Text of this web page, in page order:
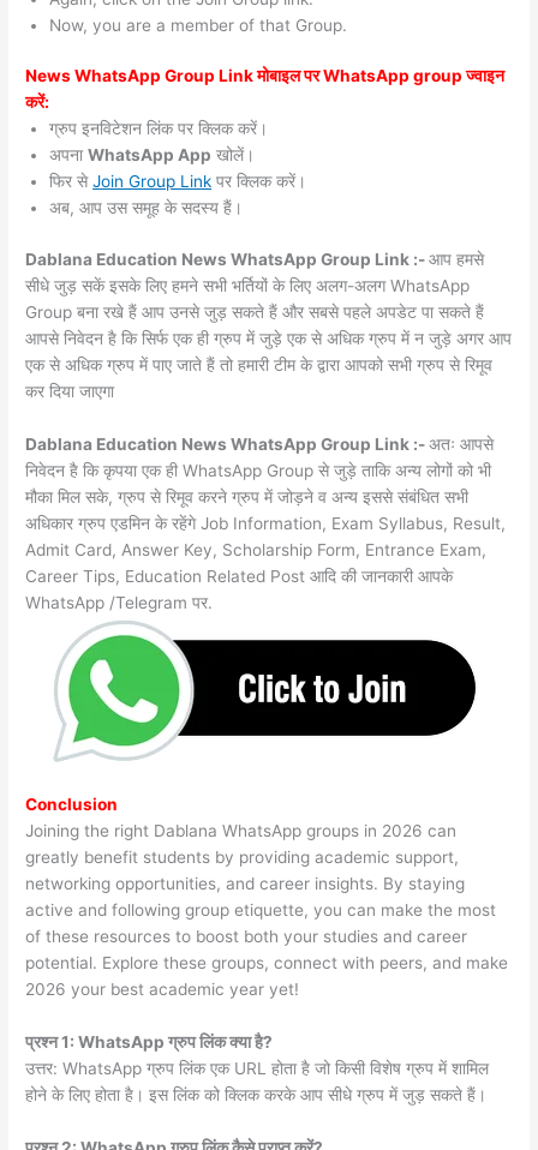
Now, you are a member of that Group.
News WhatsApp Group Link मोबाइल पर WhatsApp group ज्वाइन
करें:
ग्रुप इनविटेशन लिंक पर क्लिक करें।
अपनाWhatsApp App खोलें।
फिर सेJoin Group Link पर क्लिक करें।
अब, आप उस समूह के सदस्य हैं।
Dablana Education News WhatsApp Group Link :-आप हमसे
सीधे जुड़ सकें इसके लिए हमने सभी भर्तियों के लिए अलग-अलग WhatsApp
Group बना रखे हैं आप उनसे जुड़ सकते हैं और सबसे पहले अपडेट पा सकते हैं
आपसे निवेदन है कि सिर्फ एक ही ग्रुप में जुड़े एक से अधिक ग्रुप में न जुड़े अगर आप
एक से अधिक ग्रुप में पाए जाते हैं तो हमारी टीम के द्वारा आपको सभी ग्रुप से रिमूव
कर दिया जाएगा
Dablana Education News WhatsApp Group Link :-अतः आपसे
निवेदन है कि कृपया एक ही WhatsApp Group से जुड़े ताकि अन्य लोगों को भी
मौका मिल सके, ग्रुप से रिमूव करने ग्रुप में जोड़ने व अन्य इससे संबंधित सभी
अधिकार ग्रुप एडमिन के रहेंगे Job Information, Exam Syllabus, Result,
Admit Card, Answer Key, Scholarship Form, Entrance Exam,
Career Tips, Education Related Post आदि की जानकारी आपके
WhatsApp /Telegram पर.
Conclusion
Joining the right Dablana WhatsApp groups in 2026 can
greatly benefit students by providing academic support,
networking opportunities, and career insights. By staying
active and following group etiquette, you can make the most
of these resources to boost both your studies and career
potential. Explore these groups, connect with peers, and make
2026 your best academic year yet!
प्रश्न 1: WhatsApp ग्रुप लिंक क्या है?
उत्तर: WhatsApp ग्रुप लिंक एक URL होता है जो किसी विशेष ग्रुप में शामिल
होने के लिए होता है। इस लिंक को क्लिक करके आप सीधे ग्रुप में जुड़ सकते हैं।